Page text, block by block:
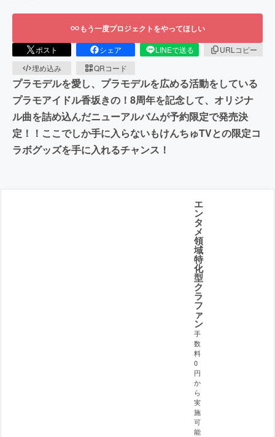
もう一度プロジェクトをやってほしい
ポスト シェア LINEで送る
URLコピー
埋め込み
QRコード
プラモデルを愛し、プラモデルを広める活動をしている
プラモアイドル香坂きの！8周年を記念して、オリジナ
ル曲を詰め込んだニューアルバムが予約限定で発売決
定！！ここでしか手に入らないもけんちゅTVとの限定コ
ラボグッズを手に入れるチャンス！
エ
ン
タ
メ
領
域
特
化
型
ク
ラ
フ
ァ
ン
手
数
料
0
円
か
ら
実
施
可
能